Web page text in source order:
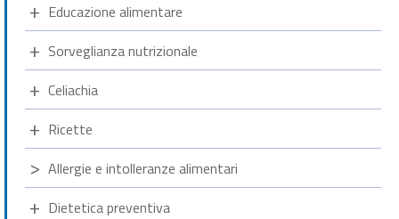
Educazione alimentare
Sorveglianza nutrizionale
Celiachia
Ricette
Allergie e intolleranze alimentari
Dietetica preventiva